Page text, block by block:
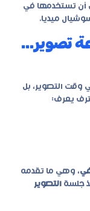
أن تستخدمها في
ميديا.
تصوير…
وقت التصوير، بل
يعرف:
، وهي ما تقدمه
جلسة التصوير